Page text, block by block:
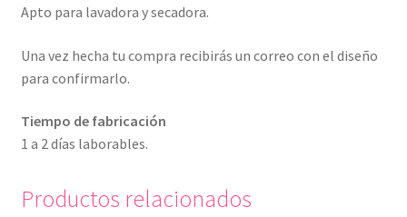
Apto para lavadora y secadora.
Una vez hecha tu compra recibirás un correo con el diseño
para confirmarlo.
Tiempo de fabricación
1 a 2 días laborables.
Productos relacionados